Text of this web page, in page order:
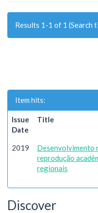
Results 1-1 of 1 (Search
Item hits:
Issue
Date
Title
2019
Desenvolvimento
reprodução
regionais
Discover